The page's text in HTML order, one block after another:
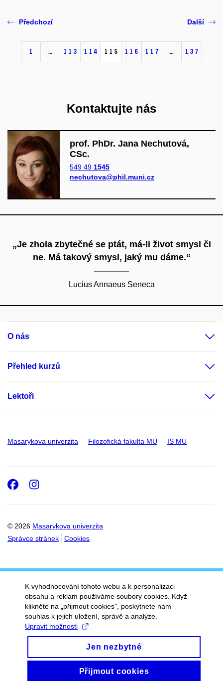
Předchozí
1 … 113 114 115 116 117 … 137
Další
Kontaktujte nás
prof. PhDr. Jana Nechutová,
CSc.
549 49 1545
nechutova@phil.muni.cz
„Je zhola zbytečné se ptát, má-li život smysl či
ne. Má takový smysl, jaký mu dáme.“
Lucius Annaeus Seneca
O nás
Přehled kurzů
Lektoři
Masarykova univerzita Filozofická fakulta MU IS MU
© 2026 Masarykova univerzita
Správce stránek
Cookies
Facebook
Instagram
K vyhodnocování tohoto webu a k personalizaci
obsahu a reklam používáme soubory cookies. Když
klikněte na „přijmout cookies", poskytnete nám
souhlas k jejich uložení, správě a analýze.
Upravit možnosti
Jen nezbytné
Přijmout cookies